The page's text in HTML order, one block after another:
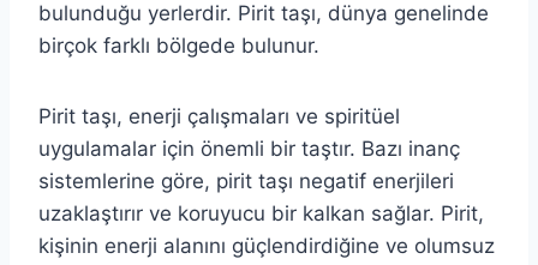
bulunduğu yerlerdir. Pirit taşı, dünya genelinde
birçok farklı bölgede bulunur.
Pirit taşı, enerji çalışmaları ve spiritüel
uygulamalar için önemli bir taştır. Bazı inanç
sistemlerine göre, pirit taşı negatif enerjileri
uzaklaştırır ve koruyucu bir kalkan sağlar. Pirit,
kişinin enerji alanını güçlendirdiğine ve olumsuz